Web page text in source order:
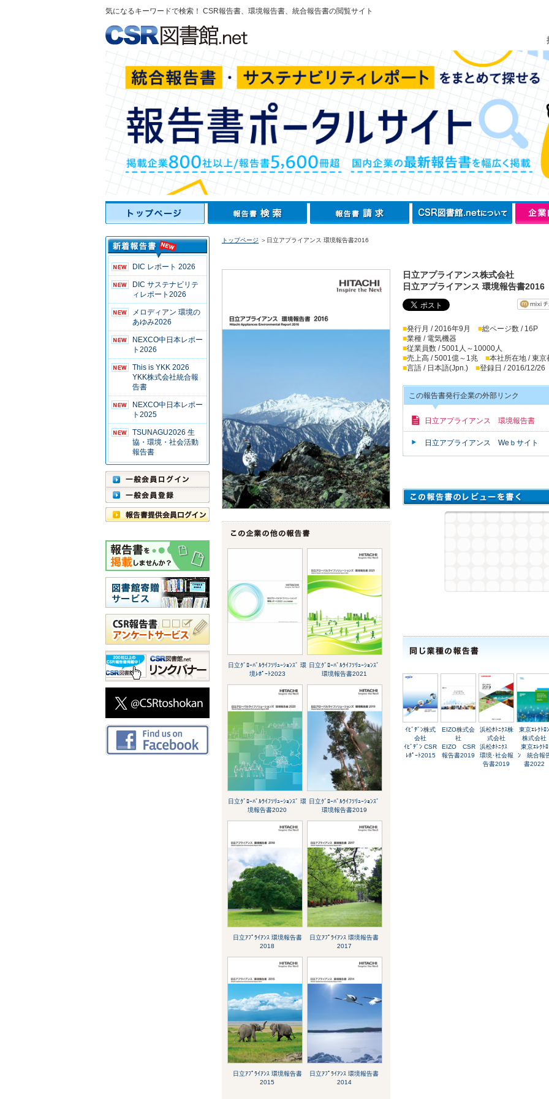
気になるキーワードで検索！ CSR報告書、環境報告書、統合報告書の閲覧サイト
DIC レポート 2026
DIC サステナビリテ
ィレポート2026
メロディアン 環境の
あゆみ2026
NEXCO中日本レポー
ト2026
This is YKK 2026
YKK株式会社統合報
告書
NEXCO中日本レポー
ト2025
TSUNAGU2026 生
協・環境・社会活動
報告書
トップページ ＞日立アプライアンス 環境報告書2016
日立ｸﾞﾛｰﾊﾞﾙﾗｲﾌｿﾘｭｰｼｮﾝｽﾞ 環
境ﾚﾎﾟｰﾄ2023
日立ｸﾞﾛｰﾊﾞﾙﾗｲﾌｿﾘｭｰｼｮﾝｽﾞ
環境報告書2021
日立ｸﾞﾛｰﾊﾞﾙﾗｲﾌｿﾘｭｰｼｮﾝｽﾞ 環
境報告書2020
日立ｸﾞﾛｰﾊﾞﾙﾗｲﾌｿﾘｭｰｼｮﾝｽﾞ
環境報告書2019
日立ｱﾌﾟﾗｲｱﾝｽ 環境報告書
2018
日立ｱﾌﾟﾗｲｱﾝｽ 環境報告書
2017
日立ｱﾌﾟﾗｲｱﾝｽ 環境報告書
2015
日立ｱﾌﾟﾗｲｱﾝｽ 環境報告書
2014
日立アプライアンス株式会社
日立アプライアンス 環境報告書2016
■発行月 / 2016年9月 ■総ページ数 / 16P
■業種 / 電気機器
■従業員数 / 5001人～10000人
■売上高 / 5001億～1兆 ■本社所在地 / 東京
■言語 / 日本語(Jpn.) ■登録日 / 2016/12/26
この報告書発行企業の外部リンク
日立アプライアンス 環境報告書
日立アプライアンス Weｂサイト
ｲﾋﾞﾃﾞﾝ株式
会社
ｲﾋﾞﾃﾞﾝ CSR
ﾚﾎﾟｰﾄ2015
EIZO株式会
社
EIZO CSR
報告書2019
浜松ﾎﾄﾆｸｽ株
式会社
浜松ﾎﾄﾆｸｽ
環境･社会報
告書2019
東京ｴﾚｸﾄﾛﾝ
株式会社
東京ｴﾚｸﾄﾛ
ﾝ 統合報
書2022